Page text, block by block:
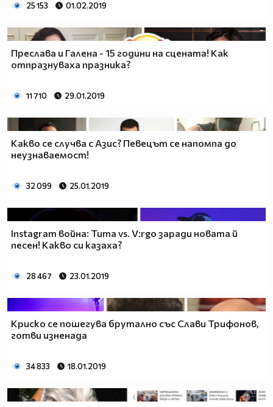
25 153 01.02.2019
Преслава и Галена - 15 години на сцената! Как
отпразнуваха празника?
11 710 29.01.2019
Какво се случва с Азис? Певецът се напомпа до
неузнаваемост!
32 099 25.01.2019
Instagram война: Тита vs. V:rgo заради новата й
песен! Какво си казаха?
28 467 23.01.2019
Криско се пошегува брутално със Слави Трифонов,
готви изненада
34 833 18.01.2019